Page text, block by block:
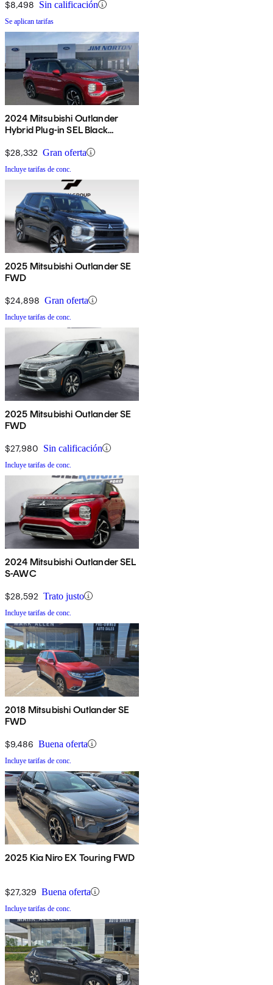
$8,498 Sin calificación
Se aplican tarifas
2024 Mitsubishi Outlander
Hybrid Plug-in SEL Black
$28,332 Gran oferta
Incluye tarifas de conc.
2025 Mitsubishi Outlander SE
FWD
$24,898 Gran oferta
Incluye tarifas de conc.
2025 Mitsubishi Outlander SE
FWD
$27,980 Sin calificación
Incluye tarifas de conc.
2024 Mitsubishi Outlander SEL
S-AWC
$28,592 Trato justo
Incluye tarifas de conc.
2018 Mitsubishi Outlander SE
FWD
$9,486 Buena oferta
Incluye tarifas de conc.
2025 Kia Niro EX Touring FWD
$27,329 Buena oferta
Incluye tarifas de conc.